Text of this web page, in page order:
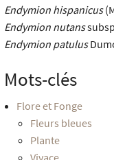
Endymion hispanicus
Endymion nutans
Endymion patulus
Mots-clés
Flore et Fonge
Fleurs bleues
Plante
Vivace